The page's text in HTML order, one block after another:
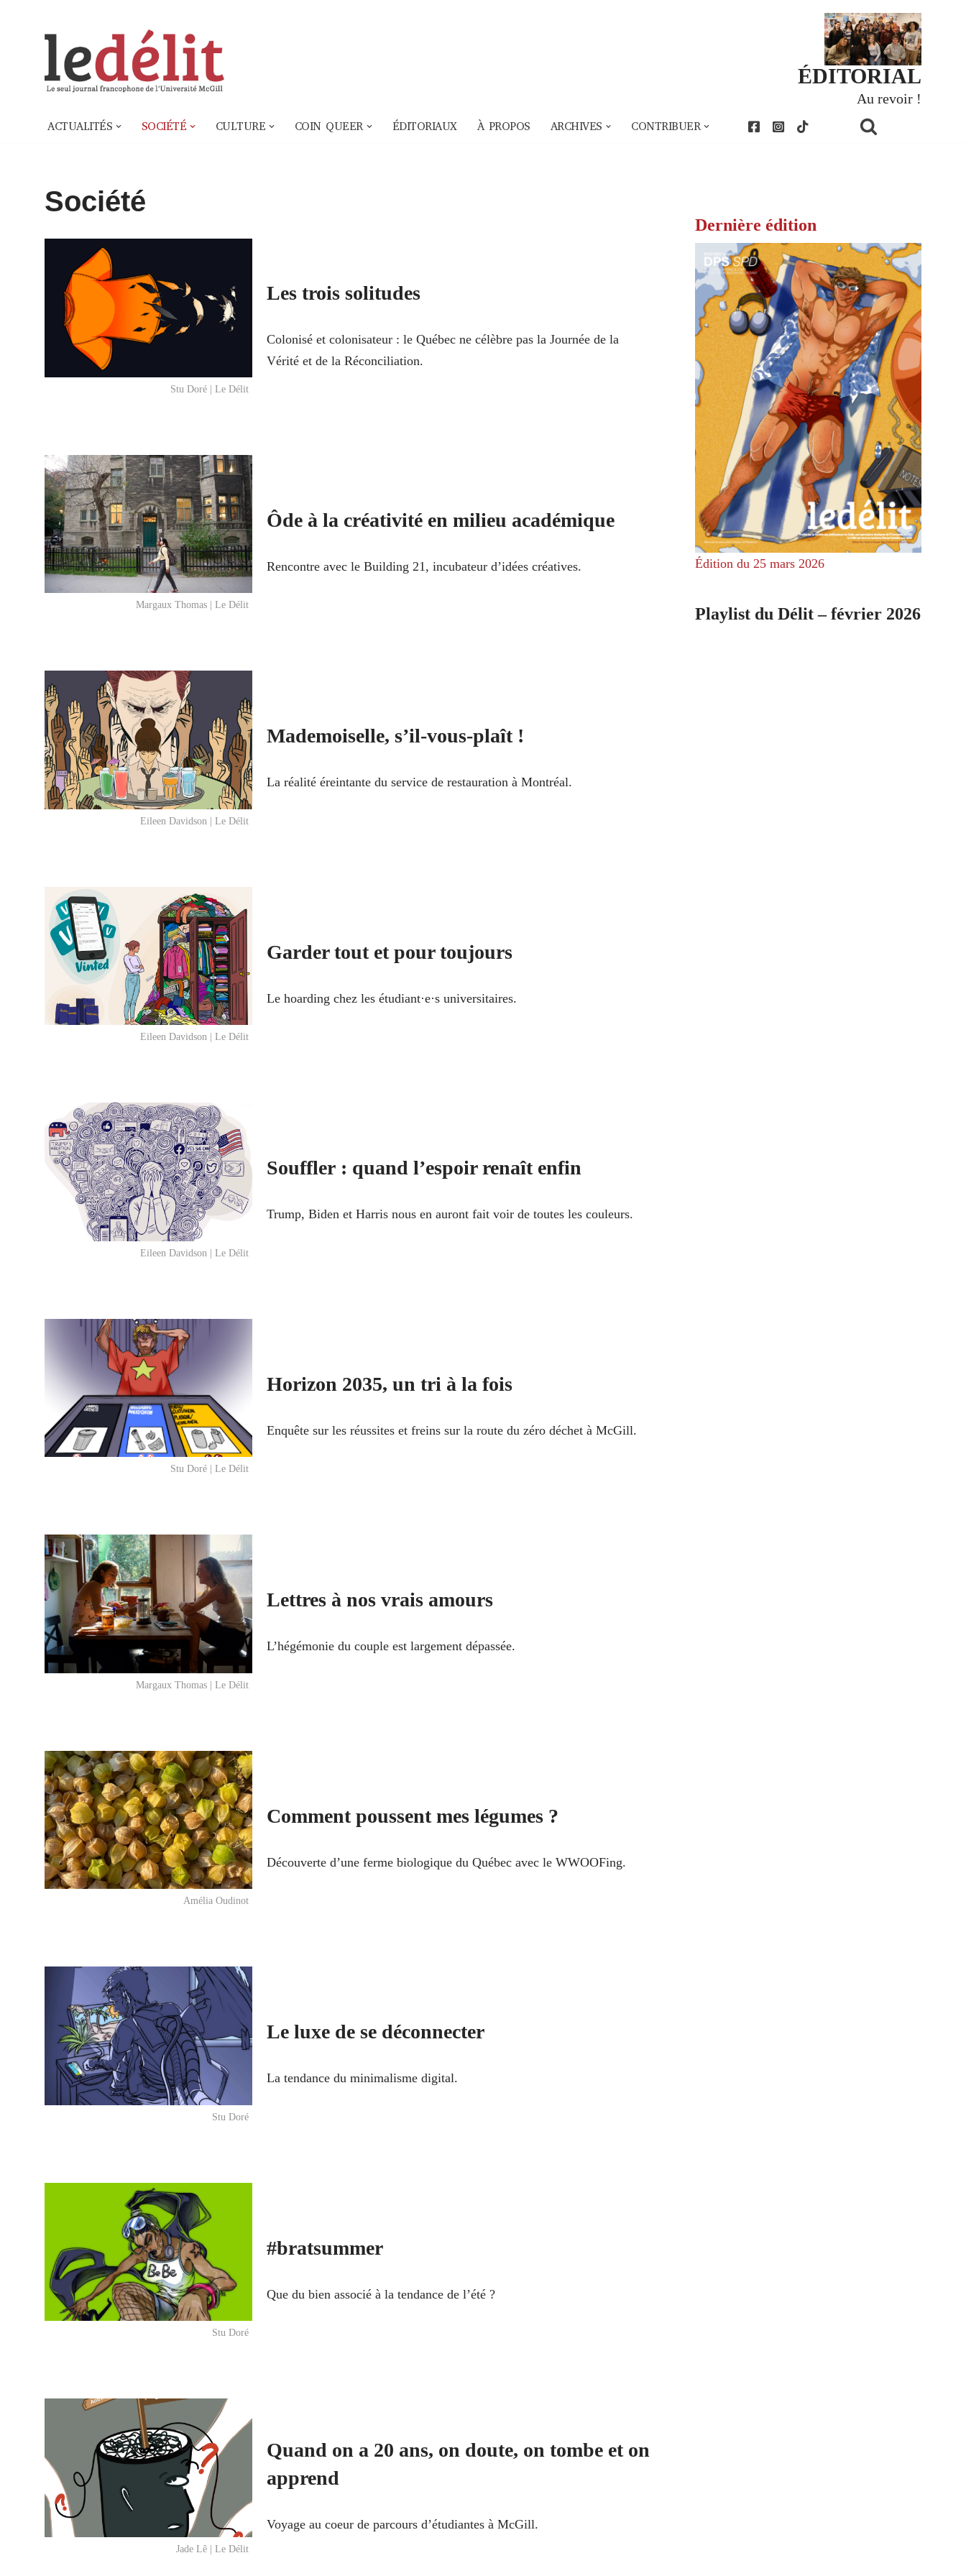
ÉDITORIAL
Au revoir !
ACTUALITÉS SOCIÉTÉ CULTURE COIN QUEER ÉDITORIAUX À PROPOS ARCHIVES CONTRIBUER
Société
Stu Doré | Le Délit
Les trois solitudes
Colonisé et colonisateur : le Québec ne célèbre pas la Journée de la
Vérité et de la Réconciliation.
Margaux Thomas | Le Délit
Ôde à la créativité en milieu académique
Rencontre avec le Building 21, incubateur d’idées créatives.
Eileen Davidson | Le Délit
Mademoiselle, s’il-vous-plaît !
La réalité éreintante du service de restauration à Montréal.
Eileen Davidson | Le Délit
Garder tout et pour toujours
Le hoarding chez les étudiant·e·s universitaires.
Eileen Davidson | Le Délit
Souffler : quand l’espoir renaît enfin
Trump, Biden et Harris nous en auront fait voir de toutes les couleurs.
Stu Doré | Le Délit
Horizon 2035, un tri à la fois
Enquête sur les réussites et freins sur la route du zéro déchet à McGill.
Margaux Thomas | Le Délit
Lettres à nos vrais amours
L’hégémonie du couple est largement dépassée.
Amélia Oudinot
Comment poussent mes légumes ?
Découverte d’une ferme biologique du Québec avec le WWOOFing.
Stu Doré
Le luxe de se déconnecter
La tendance du minimalisme digital.
Stu Doré
#bratsummer
Que du bien associé à la tendance de l’été ?
Jade Lê | Le Délit
Quand on a 20 ans, on doute, on tombe et on
apprend
Voyage au coeur de parcours d’étudiantes à McGill.
Dernière édition
Édition du 25 mars 2026
Playlist du Délit – février 2026